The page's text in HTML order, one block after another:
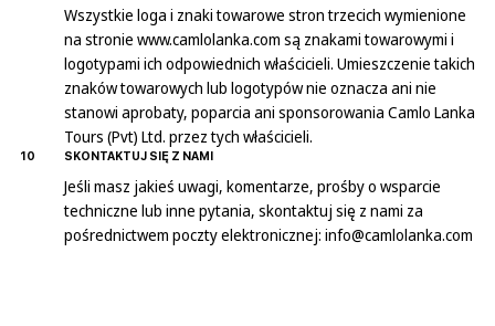
Wszystkie loga i znaki towarowe stron trzecich wymienione
na stronie www.camlolanka.com są znakami towarowymi i
logotypami ich odpowiednich właścicieli. Umieszczenie takich
znaków towarowych lub logotypów nie oznacza ani nie
stanowi aprobaty, poparcia ani sponsorowania Camlo Lanka
Tours (Pvt) Ltd. przez tych właścicieli.
10 SKONTAKTUJ SIĘ Z NAMI
Jeśli masz jakieś uwagi, komentarze, prośby o wsparcie
techniczne lub inne pytania, skontaktuj się z nami za
pośrednictwem poczty elektronicznej: info@camlolanka.com